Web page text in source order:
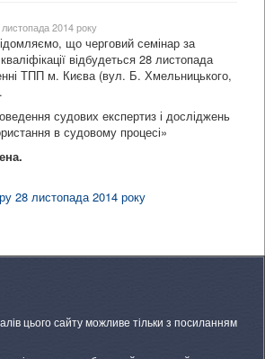
2014 року
що черговий семінар за
відбудеться 28 листопада
ТПП м. Києва (вул. Б. Хмельницького,
судових експертиз і досліджень
в судовому процесі»
28 листопада 2014 року
цього сайту можливе тільки з посиланням